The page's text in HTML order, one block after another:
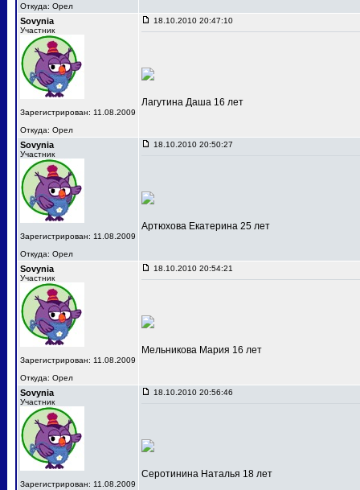
Откуда: Орел
Sovynia
Участник
Зарегистрирован: 11.08.2009
Откуда: Орел
18.10.2010 20:47:10
Лагутина Даша 16 лет
Sovynia
Участник
Зарегистрирован: 11.08.2009
Откуда: Орел
18.10.2010 20:50:27
Артюхова Екатерина 25 лет
Sovynia
Участник
Зарегистрирован: 11.08.2009
Откуда: Орел
18.10.2010 20:54:21
Мельникова Мария 16 лет
Sovynia
Участник
Зарегистрирован: 11.08.2009
18.10.2010 20:56:46
Серотинина Наталья 18 лет